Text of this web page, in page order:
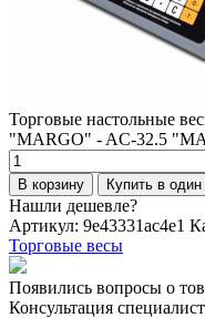
Торговые настольные
"MARGO" - AC-32.5
Количество
товара
Торговые
настольные
весы
MERTECH
M-
ER
321
В корзину Купить в один
Нашли дешевле?
Артикул: 9e43331ac4e1
Торговые весы
Появились вопросы о
Консультация